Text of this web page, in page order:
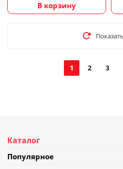
В корзину
1 2 3
Каталог
Популярное